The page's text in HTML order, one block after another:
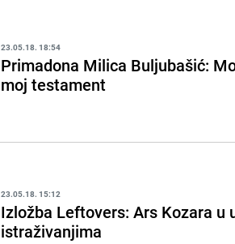
23.05.18. 18:54
Primadona Milica Buljubašić:
moj testament
23.05.18. 15:12
Izložba Leftovers: Ars Kozara u
istraživanjima